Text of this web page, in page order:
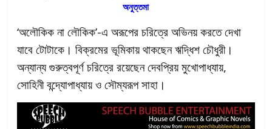
অনুত্তমা
‘অলৌকিক না লৌকিক’-এ অরূপের চরিত্রে অভিনয় করতে দেখা
যাবে টোটাকে। বিক্রমের ভূমিকায় থাকছেন ঋদ্ধিশ চৌধুরী।
অন্যান্য গুরুত্বপূর্ণ চরিত্রে রয়েছেন দেবপ্রিয় মুখোপাধ্যায়,
সোহিনী বন্দ্যোপাধ্যায় ও সৌম্যরূপ সাহা।